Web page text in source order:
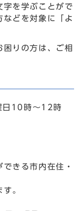
字を学ぶことがで
などを対象に「よ
りの方は、ご相
日10時～12時
きる市内在住・
。